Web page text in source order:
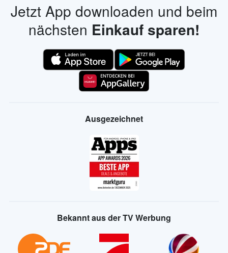
Jetzt App downloaden und beim
nächsten Einkauf sparen!
Ausgezeichnet
Bekannt aus der TV Werbung